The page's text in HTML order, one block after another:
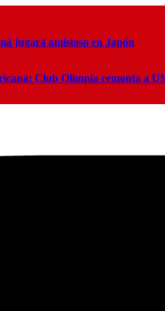
jugará amistoso en Japón
Club Olimpia remonta a